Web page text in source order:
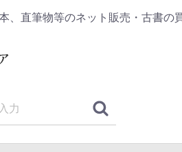
直筆物等のネット販売・古書の